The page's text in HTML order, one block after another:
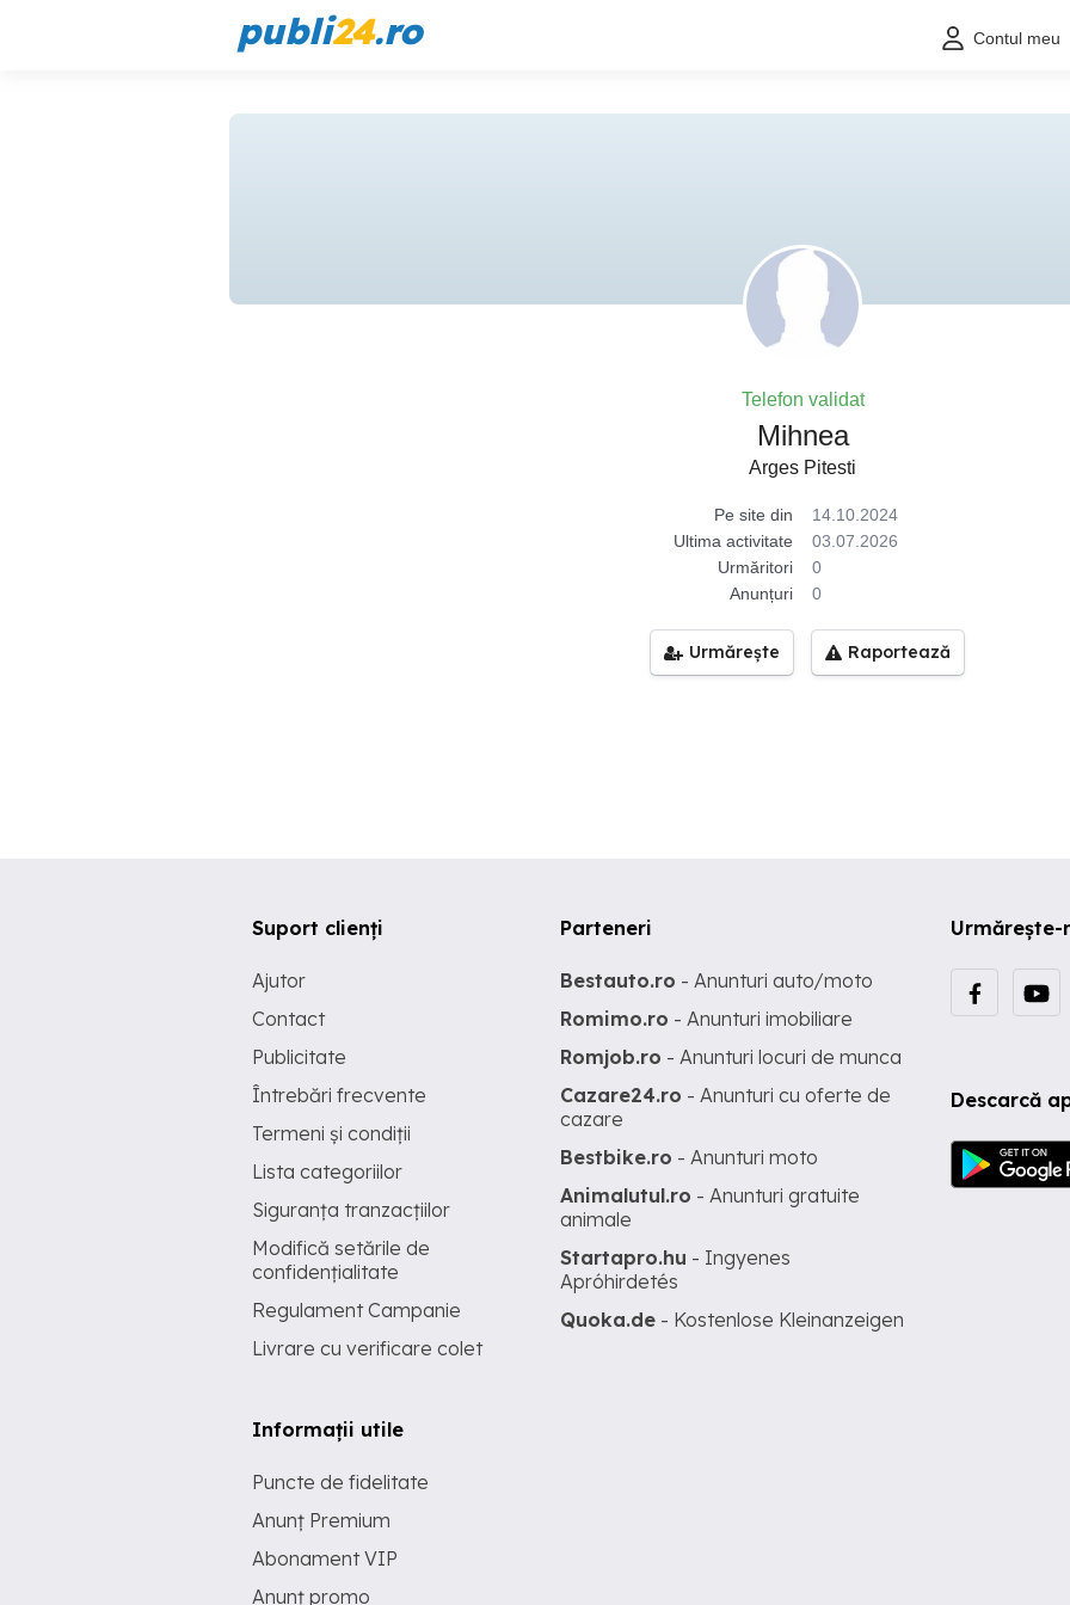
publi24.ro Contul meu
Telefon validat
Mihnea
Arges Pitesti
Pe site din
14.10.2024
Ultima activitate
03.07.2026
Urmăritori
0
Anunțuri
0
Urmărește Raportează
Urmărește-
Descarcă
Suport clienți
Ajutor
Contact
Publicitate
Întrebări frecvente
Termeni și condiții
Lista categoriilor
Siguranța tranzacțiilor
Modifică setările de
confidențialitate
Regulament Campanie
Livrare cu verificare colet
Informații utile
Puncte de fidelitate
Anunț Premium
Abonament VIP
Anunț promo
Parteneri
Bestauto.ro - Anunturi auto/moto
Romimo.ro - Anunturi imobiliare
Romjob.ro - Anunturi locuri de munca
Cazare24.ro - Anunturi cu oferte de
cazare
Bestbike.ro - Anunturi moto
Animalutul.ro - Anunturi gratuite
animale
Startapro.hu - Ingyenes
Apróhirdetés
Quoka.de - Kostenlose Kleinanzeigen